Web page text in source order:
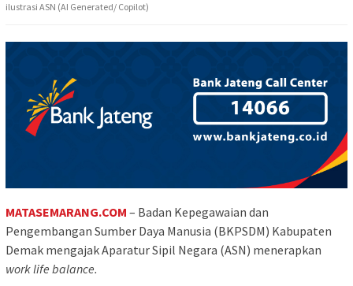
ilustrasi ASN (AI Generated/ Copilot)
MATASEMARANG.COM – Badan Kepegawaian dan
Pengembangan Sumber Daya Manusia (BKPSDM) Kabupaten
Demak mengajak Aparatur Sipil Negara (ASN) menerapkan
work life balance.